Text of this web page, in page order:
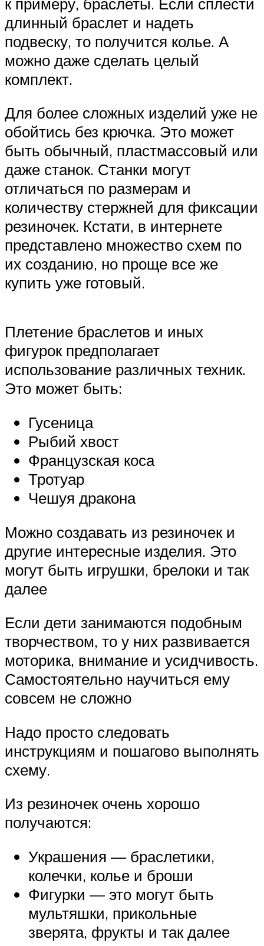
длинный браслет и надеть
подвеску, то получится колье. А
можно даже сделать целый
комплект.
Для более сложных изделий уже не
обойтись без крючка. Это может
быть обычный, пластмассовый или
даже станок. Станки могут
отличаться по размерам и
количеству стержней для фиксации
резиночек. Кстати, в интернете
представлено множество схем по
их созданию, но проще все же
купить уже готовый.
Плетение браслетов и иных
фигурок предполагает
использование различных техник.
Это может быть:
Гусеница
Рыбий хвост
Французская коса
Тротуар
Чешуя дракона
Можно создавать из резиночек и
другие интересные изделия. Это
могут быть игрушки, брелоки и так
далее
Если дети занимаются подобным
творчеством, то у них развивается
моторика, внимание и усидчивость.
Самостоятельно научиться ему
совсем не сложно
Надо просто следовать
инструкциям и пошагово выполнять
схему.
Из резиночек очень хорошо
получаются:
Украшения — браслетики,
колечки, колье и броши
Фигурки — это могут быть
мультяшки, прикольные
зверята, фрукты и так далее